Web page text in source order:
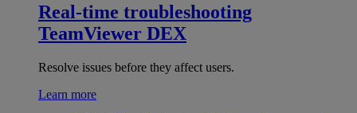
Real-time troubleshooting
TeamViewer DEX
Resolve issues before they affect users.
Learn more